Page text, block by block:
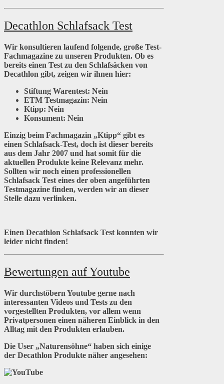
Decathlon Schlafsack Test
Wir konsultieren laufend folgende, große Test-
Fachmagazine zu unseren Produkten. Ob es
bereits einen Test zu den Schlafsäcken von
Decathlon gibt, zeigen wir ihnen hier:
Stiftung Warentest: Nein
ETM Testmagazin: Nein
Ktipp: Nein
Konsument: Nein
Einzig beim Fachmagazin „Ktipp“ gibt es
einen Schlafsack-Test, doch ist dieser bereits
aus dem Jahr 2007 und hat somit für die
aktuellen Produkte keine Relevanz mehr.
Sollten wir noch einen professionellen
Schlafsack Test eines der oben angeführten
Testmagazine finden, werden wir an dieser
Stelle dazu verlinken.
Einen Decathlon Schlafsack Test konnten wir
leider nicht finden!
Bewertungen auf Youtube
Wir durchstöbern Youtube gerne nach
interessanten Videos und Tests zu den
vorgestellten Produkten, vor allem wenn
Privatpersonen einen näheren Einblick in den
Alltag mit den Produkten erlauben.
Die User „Naturensöhne“ haben sich einige
der Decathlon Produkte näher angesehen: